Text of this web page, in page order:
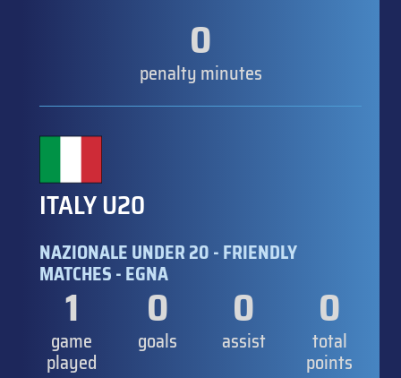
0
penalty minutes
ITALY U20
NAZIONALE UNDER 20 - FRIENDLY
MATCHES - EGNA
1
game
played
0
goals
0
assist
0
total
points